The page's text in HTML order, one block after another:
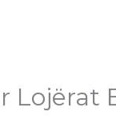
Lojërat